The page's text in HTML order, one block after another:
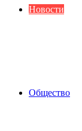
Новости
Общество